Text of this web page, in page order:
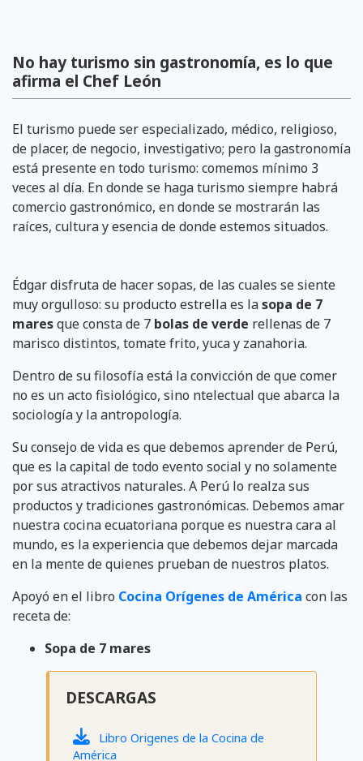
No hay turismo sin gastronomía, es lo que
afirma el Chef León
El turismo puede ser especializado, médico, religioso,
de placer, de negocio, investigativo; pero la gastronomía
está presente en todo turismo: comemos mínimo 3
veces al día. En donde se haga turismo siempre habrá
comercio gastronómico, en donde se mostrarán las
raíces, cultura y esencia de donde estemos situados.
Édgar disfruta de hacer sopas, de las cuales se siente
muy orgulloso: su producto estrella es lasopa de 7
maresque consta de 7 bolas de verde rellenas de 7
marisco distintos, tomate frito, yuca y zanahoria.
Dentro de su filosofía está la convicción de que comer
no es un acto fisiológico, sino ntelectual que abarca la
sociología y la antropología.
Su consejo de vida es que debemos aprender de Perú,
que es la capital de todo evento social y no solamente
por sus atractivos naturales. A Perú lo realza sus
productos y tradiciones gastronómicas. Debemos amar
nuestra cocina ecuatoriana porque es nuestra cara al
mundo, es la experiencia que debemos dejar marcada
en la mente de quienes prueban de nuestros platos.
Apoyó en el libro Cocina Orígenes de América con las
receta de:
Sopa de 7 mares
DESCARGAS
Libro Origenes de la Cocina de
América